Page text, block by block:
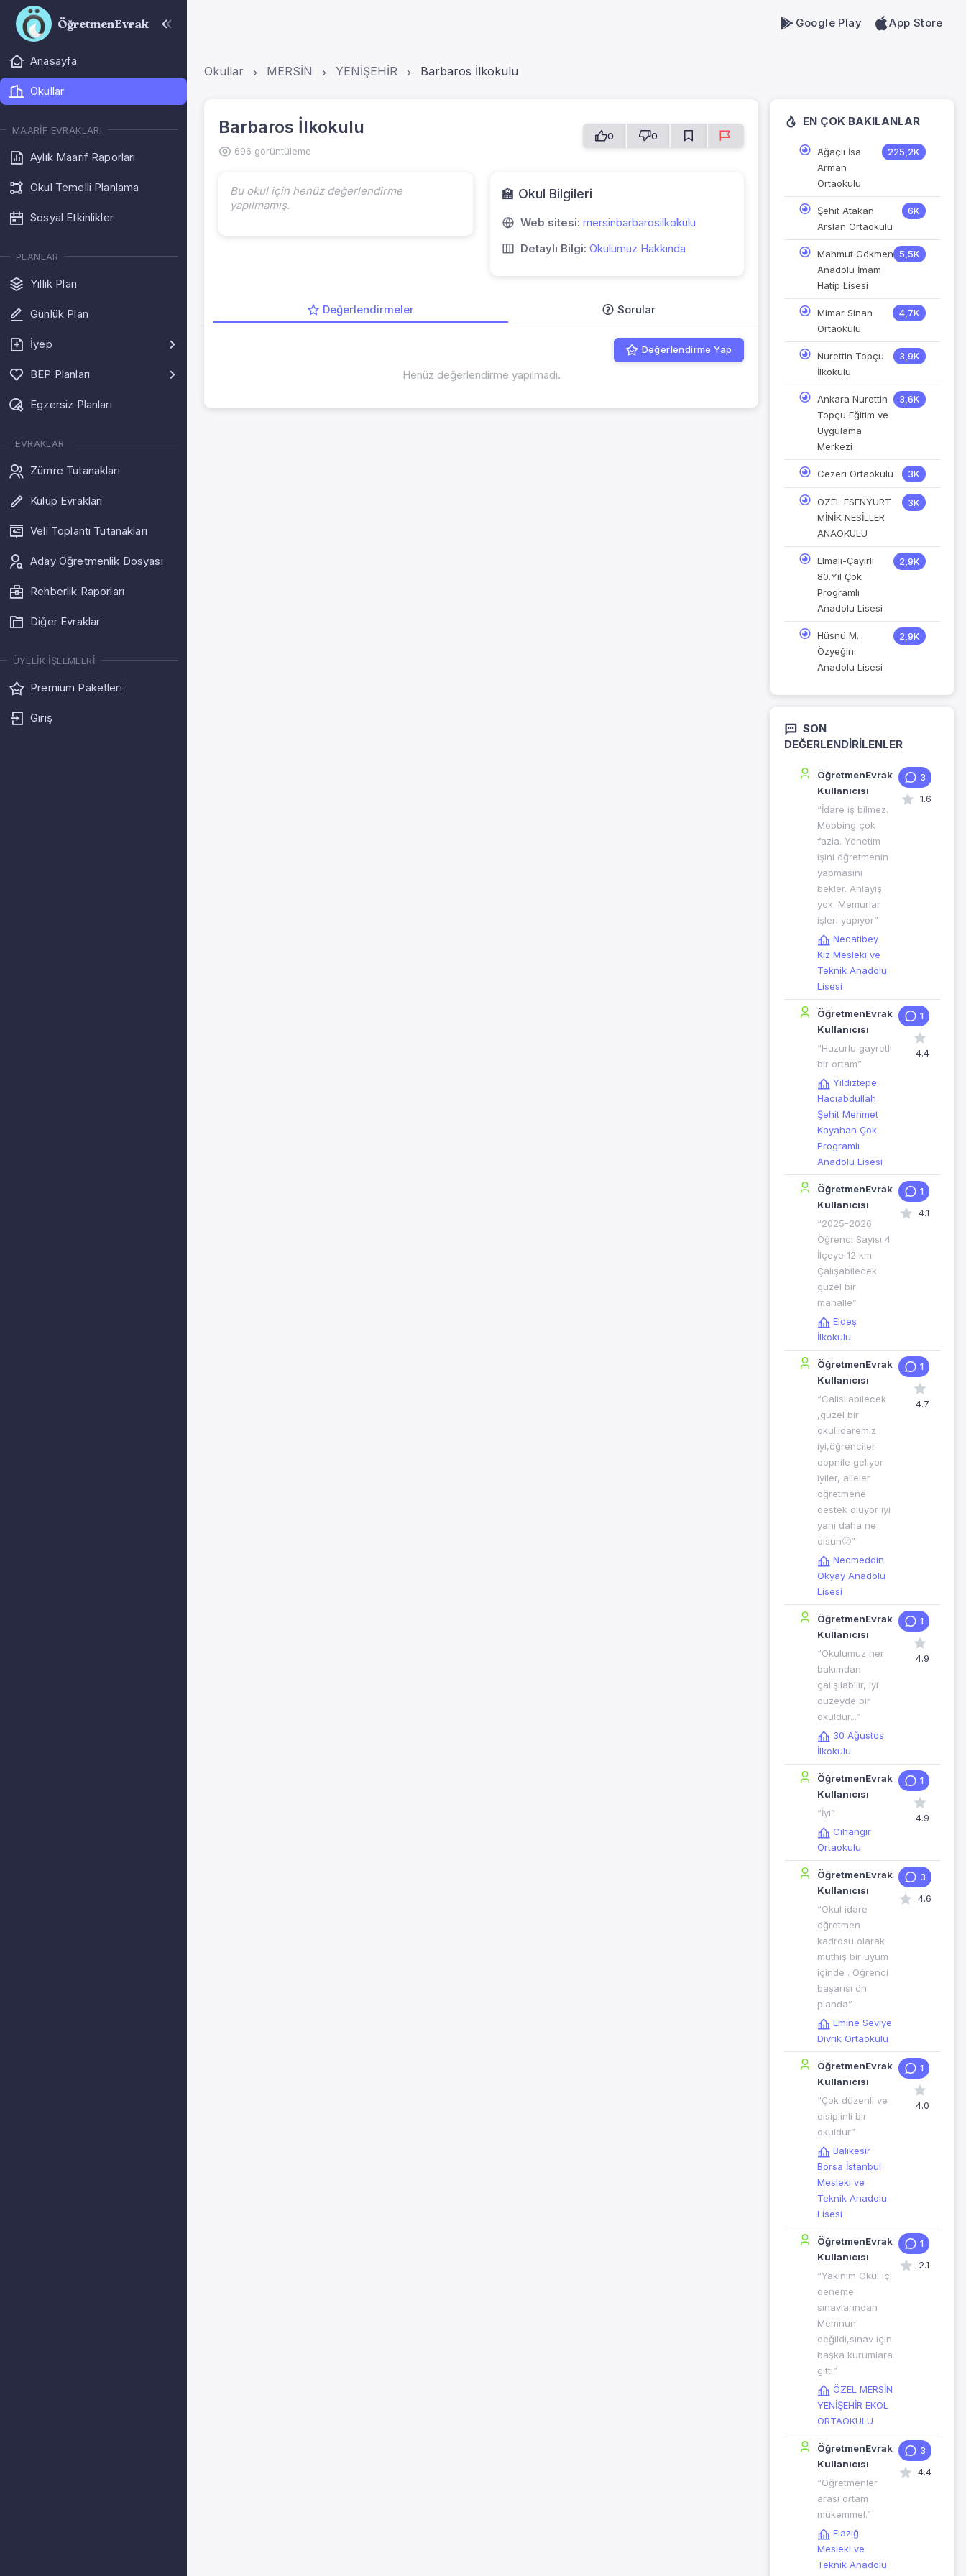
ÖğretmenEvrak
Anasayfa
Okullar
MAARIF EVRAKLARI
Aylık Maarif Raporları
Okul Temelli Planlama
Sosyal Etkinlikler
PLANLAR
Yıllık Plan
Günlük Plan
İyep
BEP Planları
Egzersiz Planları
EVRAKLAR
Zümre Tutanakları
Kulüp Evrakları
Veli Toplantı Tutanakları
Aday Öğretmenlik Dosyası
Rehberlik Raporları
Diğer Evraklar
ÜYELIK İŞLEMLERI
Premium Paketleri
Giriş
Google Play App Store
Okullar MERSİN YENİŞEHİR Barbaros İlkokulu
Barbaros İlkokulu
696 görüntüleme
0 0
Bu okul için henüz değerlendirme
yapılmamış.
🏫 Okul Bilgileri
Web sitesi: mersinbarbarosilkokulu
Detaylı Bilgi: Okulumuz Hakkında
Değerlendirmeler Sorular
Değerlendirme Yap
Henüz değerlendirme yapılmadı.
EN ÇOK BAKILANLAR
Ağaçlı İsa
Arman
Ortaokulu
225,2K
Şehit Atakan
Arslan Ortaokulu
6K
Mahmut Gökmen
Anadolu İmam
Hatip Lisesi
5,5K
Mimar Sinan
Ortaokulu
4,7K
Nurettin Topçu
İlkokulu
3,9K
Ankara Nurettin
Topçu Eğitim ve
Uygulama
Merkezi
3,6K
Cezeri Ortaokulu 3K
ÖZEL ESENYURT
MİNİK NESİLLER
ANAOKULU
3K
Elmalı-Çayırlı
80.Yıl Çok
Programlı
Anadolu Lisesi
2,9K
Hüsnü M.
Özyeğin
Anadolu Lisesi
2,9K
SON
DEĞERLENDIRILENLER
ÖğretmenEvrak
Kullanıcısı
“İdare iş bilmez.
Mobbing çok
fazla. Yönetim
işini öğretmenin
yapmasını
bekler. Anlayış
yok. Memurlar
işleri yapıyor”
Necatibey
Kız Mesleki ve
Teknik Anadolu
Lisesi
3
1.6
ÖğretmenEvrak
Kullanıcısı
“Huzurlu gayretli
bir ortam”
Yıldıztepe
Hacıabdullah
Şehit Mehmet
Kayahan Çok
Programlı
Anadolu Lisesi
1
4.4
ÖğretmenEvrak
Kullanıcısı
“2025-2026
Öğrenci Sayısı 4
İlçeye 12 km
Çalışabilecek
güzel bir
mahalle”
Eldeş
İlkokulu
1
4.1
ÖğretmenEvrak
Kullanıcısı
“Calisilabilecek
,güzel bir
okul.idaremiz
iyi,öğrenciler
obpnile geliyor
iyiler, aileler
öğretmene
destek oluyor iyi
yani daha ne
olsun🙂”
Necmeddin
Okyay Anadolu
Lisesi
1
4.7
ÖğretmenEvrak
Kullanıcısı
“Okulumuz her
bakımdan
çalışılabilir, iyi
düzeyde bir
okuldur...”
30 Ağustos
İlkokulu
1
4.9
ÖğretmenEvrak
Kullanıcısı
“İyi”
Cihangir
Ortaokulu
1
4.9
ÖğretmenEvrak
Kullanıcısı
“Okul idare
öğretmen
kadrosu olarak
müthiş bir uyum
içinde . Öğrenci
başarısı ön
planda”
Emine Seviye
Divrik Ortaokulu
3
4.6
ÖğretmenEvrak
Kullanıcısı
“Çok düzenli ve
disiplinli bir
okuldur”
Balıkesir
Borsa İstanbul
Mesleki ve
Teknik Anadolu
Lisesi
1
4.0
ÖğretmenEvrak
Kullanıcısı
“Yakınım Okul içi
deneme
sınavlarından
Memnun
değildi,sınav için
başka kurumlara
gitti”
ÖZEL MERSİN
YENİŞEHİR EKOL
ORTAOKULU
1
2.1
ÖğretmenEvrak
Kullanıcısı
“Öğretmenler
arası ortam
mükemmel.”
Elazığ
Mesleki ve
Teknik Anadolu
3
4.4